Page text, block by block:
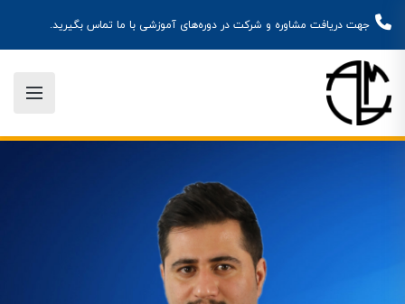
جهت دریافت مشاوره و شرکت در دوره‌های آموزشی با ما تماس بگیرید.